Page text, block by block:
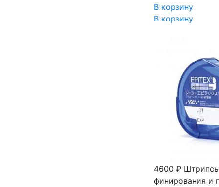
В корзину
В корзину
4600 ₽
финирования и